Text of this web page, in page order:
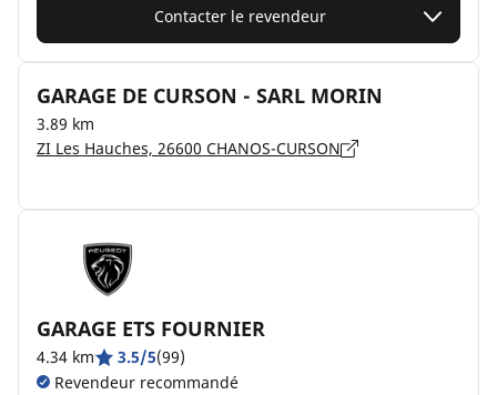
Contacter le revendeur
GARAGE DE CURSON - SARL MORIN
3.89 km
ZI Les Hauches, 26600 CHANOS-CURSON
GARAGE ETS FOURNIER
4.34 km 3.5/5(99)
Revendeur recommandé